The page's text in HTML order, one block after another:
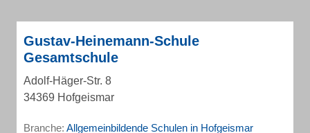
Gustav-Heinemann-Schule
Gesamtschule
Adolf-Häger-Str. 8
34369 Hofgeismar
Branche: Allgemeinbildende Schulen in Hofgeismar